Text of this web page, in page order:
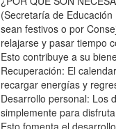
(Secretaría de
sean festivos o por
relajarse y pasar tiempo
Esto contribuye a su
Recuperación: El
recargar energías y
Desarrollo personal: Los
simplemente para
Esto fomenta el